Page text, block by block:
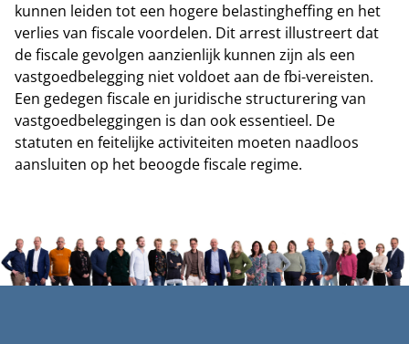
kunnen leiden tot een hogere belastingheffing en het
verlies van fiscale voordelen. Dit arrest illustreert dat
de fiscale gevolgen aanzienlijk kunnen zijn als een
vastgoedbelegging niet voldoet aan de fbi-vereisten.
Een gedegen fiscale en juridische structurering van
vastgoedbeleggingen is dan ook essentieel. De
statuten en feitelijke activiteiten moeten naadloos
aansluiten op het beoogde fiscale regime.